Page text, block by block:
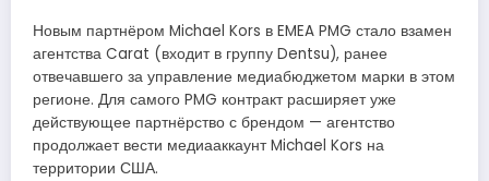
Новым партнёром Michael Kors в EMEA PMG стало взамен
агентства Carat (входит в группу Dentsu), ранее
отвечавшего за управление медиабюджетом марки в этом
регионе. Для самого PMG контракт расширяет уже
действующее партнёрство с брендом — агентство
продолжает вести медиааккаунт Michael Kors на
территории США.